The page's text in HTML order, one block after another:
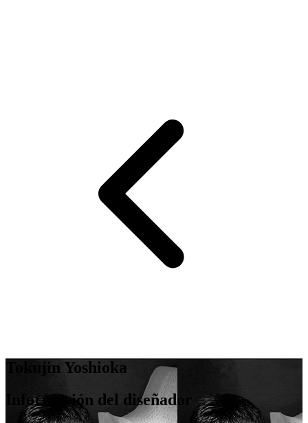
Tokujin Yoshioka
Información del diseñador